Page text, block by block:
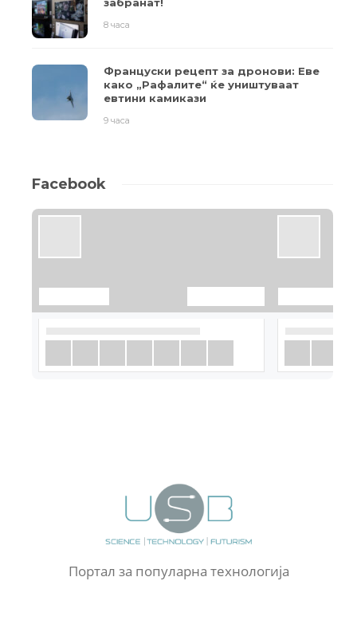
8 часа
Француски рецепт за дронови: Еве
како „Рафалите“ ќе уништуваат
евтини камикази
9 часа
Facebook
Портал за популарна технологија